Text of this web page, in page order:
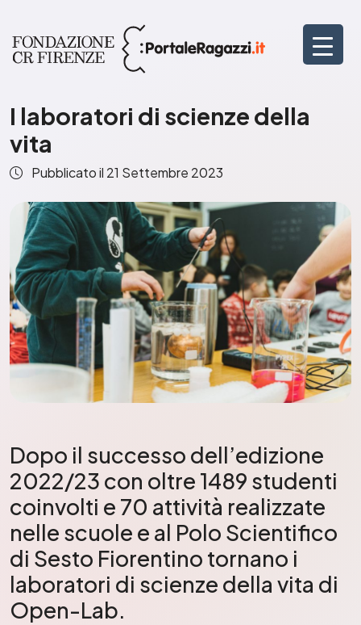
I laboratori di scienze della
vita
Pubblicato il 21 Settembre 2023
Dopo il successo dell’edizione
2022/23 con oltre 1489 studenti
coinvolti e 70 attività realizzate
nelle scuole e al Polo Scientifico
di Sesto Fiorentino tornano i
laboratori di scienze della vita di
Open-Lab.